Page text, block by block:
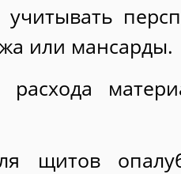
или мансарды.
расхода
щитов